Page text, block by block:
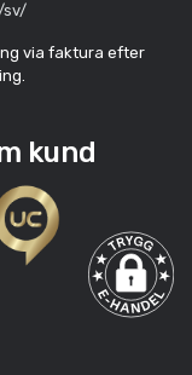
sv/
via faktura efter
kund